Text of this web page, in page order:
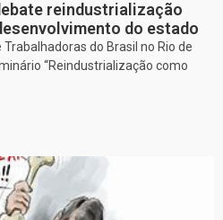
reindustrialização
do estado
do Brasil no Rio de
“Reindustrialização como